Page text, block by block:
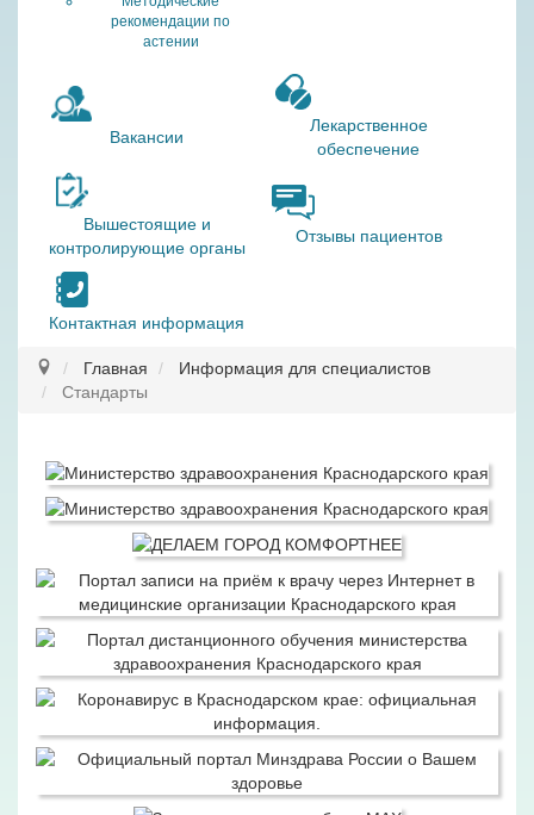
рекомендации по
астении
Вакансии
Лекарственное
обеспечение
Вышестоящие и
контролирующие органы
Отзывы пациентов
Контактная информация
Главная
Информация для специалистов
Стандарты